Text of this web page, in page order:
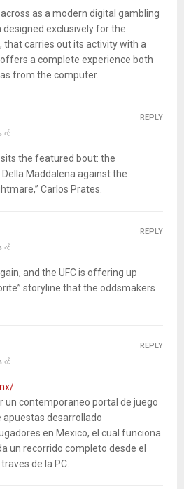
as a modern digital gambling
exclusively for the
that carries out its activity with a
a complete experience both
from the computer.
က်
the featured bout: the
Maddalena against the
Carlos Prates.
REPLY
က်
and the UFC is offering up
storyline that the oddsmakers
REPLY
က်
un contemporaneo portal de juego
desarrollado
en Mexico, el cual funciona
un recorrido completo desde el
de la PC.
REPLY